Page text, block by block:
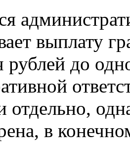
выплату
рублей до
отдельно,
в